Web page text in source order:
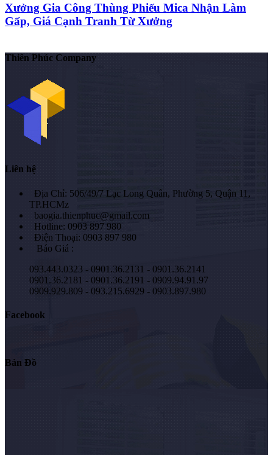
Xưởng Gia Công Thùng Phiếu Mica Nhận Làm
Gấp, Giá Cạnh Tranh Từ Xưởng
Thiên Phúc Company
Liên hệ
Địa Chỉ: 506/49/7 Lạc Long Quân, Phường 5, Quận 11,
TP.HCMz
baogia.thienphuc@gmail.com
Hotline: 0903 897 980
Điện Thoại: 0903 897 980
Báo Giá :
093.443.0323 - 0901.36.2131 - 0901.36.2141
0901.36.2181 - 0901.36.2191 - 0909.94.91.97
0909.929.809 - 093.215.6929 - 0903.897.980
Facebook
Bản Đồ